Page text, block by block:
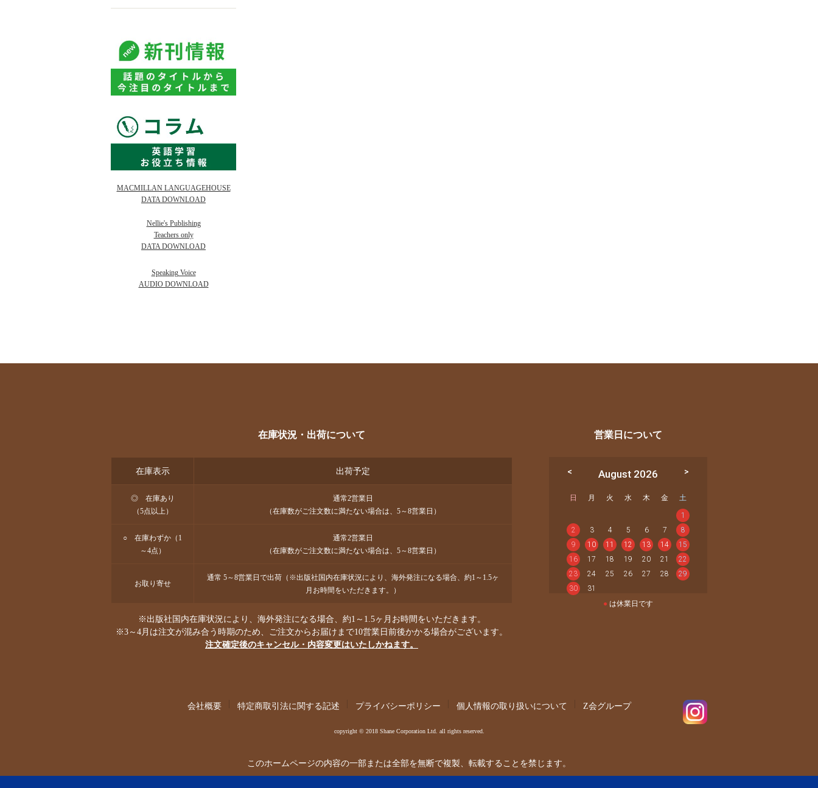
MACMILLAN LANGUAGEHOUSE
DATA DOWNLOAD
Nellie's Publishing
Teachers only
DATA DOWNLOAD
Speaking Voice
AUDIO DOWNLOAD
在庫状況・出荷について
在庫表示 出荷予定
◎ 在庫あり
（5点以上）
通常2営業日
（在庫数がご注文数に満たない場合は、5～8営業日）
○ 在庫わずか（1
～4点）
通常2営業日
（在庫数がご注文数に満たない場合は、5～8営業日）
お取り寄せ
通常 5～8営業日で出荷（※出版社国内在庫状況により、海外発注になる場合、約1～1.5ヶ
月お時間をいただきます。）
※出版社国内在庫状況により、海外発注になる場合、約1～1.5ヶ月お時間をいただきます。
※3～4月は注文が混み合う時期のため、ご注文からお届けまで10営業日前後かかる場合がございます。
注文確定後のキャンセル・内容変更はいたしかねます。
営業日について
August 2026
日 月 火 水 木 金 土
1
2
3 4 5 6 7
8
9
10 11 12 13 14
15
16
17 18 19 20 21
22
23
24 25 26 27 28
29
30
31
● は休業日です
会社概要 特定商取引法に関する記述 プライバシーポリシー 個人情報の取り扱いについて Z会グループ
copyright © 2018 Shane Corporation Ltd. all rights reserved.
このホームページの内容の一部または全部を無断で複製、転載することを禁じます。